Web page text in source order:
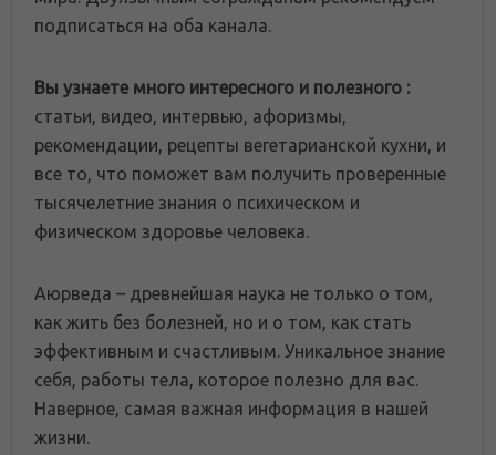
подписаться на оба канала.
Вы узнаете много интересного и полезного :
статьи, видео, интервью, афоризмы,
рекомендации, рецепты вегетарианской кухни, и
все то, что поможет вам получить проверенные
тысячелетние знания о психическом и
физическом здоровье человека.
Аюрведа – древнейшая наука не только о том,
как жить без болезней, но и о том, как стать
эффективным и счастливым. Уникальное знание
себя, работы тела, которое полезно для вас.
Наверное, самая важная информация в нашей
жизни.